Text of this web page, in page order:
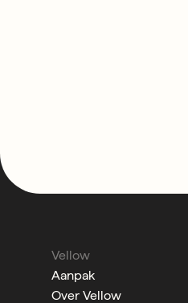
Vellow
Aanpak
Over Vellow